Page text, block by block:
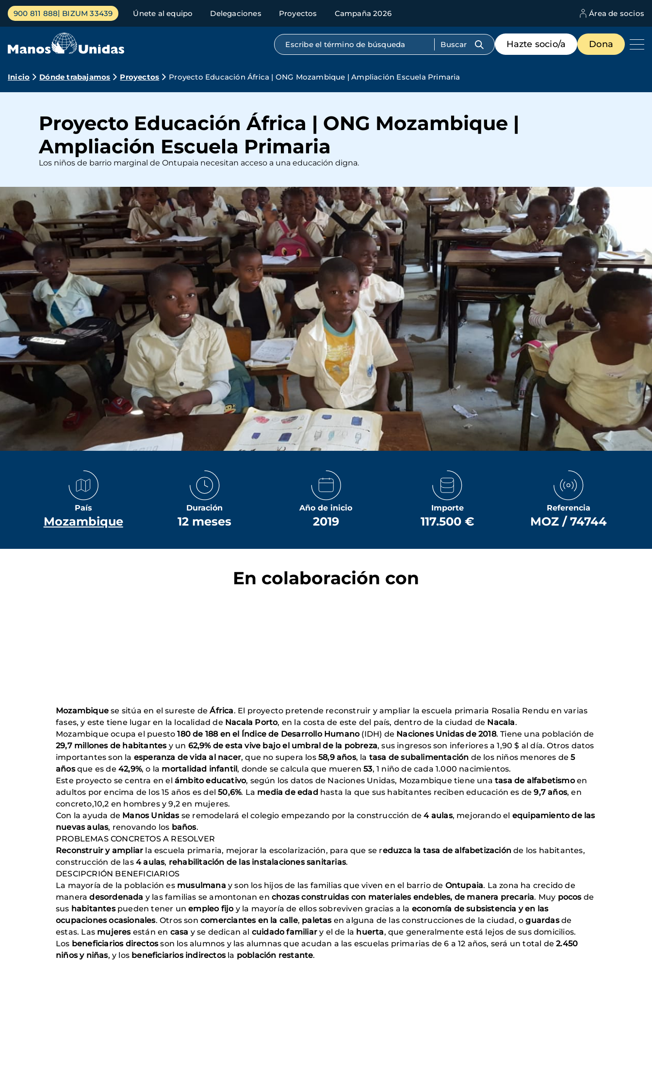
Pasar
contenido
Menú
principal
900 811 888 BIZUM 33439 Únete al equipo Delegaciones Proyectos Campaña 2026 Área de socios
Búsqueda por texto completo
Menú
de
destacados
Hazte socio/a Dona
Ruta
navegación
Inicio Dónde trabajamos Proyectos Proyecto Educación África | ONG Mozambique | Ampliación Escuela Primaria
Proyecto Educación África | ONG Mozambique |
Ampliación Escuela Primaria
Los niños de barrio marginal de Ontupaia necesitan acceso a una educación digna.
País
Mozambique
Duración
12 meses
Año de inicio
2019
Importe
117.500 €
Referencia
MOZ / 74744
En colaboración con
Mozambiquese sitúa en el sureste deÁfrica. El proyecto pretende reconstruir y ampliar la escuela primaria Rosalia Rendu en varias
fases, y este tiene lugar en la localidad de Nacala Porto, en la costa de este del país, dentro de la ciudad de Nacala.
Mozambique ocupa el puesto180 de 188 en el Índice de Desarrollo Humano(IDH) de Naciones Unidas de 2018. Tiene una población de
29,7 millones de habitantesy un 62,9% de esta vive bajo el umbral de la pobreza, sus ingresos son inferiores a 1,90 $ al día. Otros datos
importantes son la esperanza de vida al nacer, que no supera los 58,9 años, la tasa de subalimentación de los niños menores de5
añosque es de 42,9%, o la mortalidad infantil, donde se calcula que mueren53, 1 niño de cada 1.000 nacimientos.
Este proyecto se centra en el ámbito educativo, según los datos de Naciones Unidas, Mozambique tiene una tasa de alfabetismoen
adultos por encima de los 15 años es del50,6%. La media de edad hasta la que sus habitantes reciben educación es de9,7 años, en
concreto,10,2 en hombres y 9,2 en mujeres.
Con la ayuda de Manos Unidasse remodelará el colegio empezando por la construcción de4 aulas, mejorando el equipamiento de las
nuevas aulas, renovando los baños.
PROBLEMAS CONCRETOS A RESOLVER
Reconstruir y ampliar la escuela primaria, mejorar la escolarización, para que se reduzca la tasa de alfabetizaciónde los habitantes,
construcción de las 4 aulas, rehabilitación de las instalaciones sanitarias.
DESCIPCRIÓN BENEFICIARIOS
La mayoría de la población es musulmana y son los hijos de las familias que viven en el barrio de Ontupaia. La zona ha crecido de
maneradesordenada y las familias se amontonan en chozas construidas con materiales endebles, de manera precaria. Muy pocos de
sus habitantes pueden tener unempleo fijoy la mayoría de ellos sobreviven gracias a la economía de subsistencia y en las
ocupaciones ocasionales. Otros son comerciantes en la calle, paletas en alguna de las construcciones de la ciudad, oguardasde
estas. Las mujeres están en casa y se dedican al cuidado familiar y el de la huerta, que generalmente está lejos de sus domicilios.
Los beneficiarios directosson los alumnos y las alumnas que acudan a las escuelas primarias de 6 a 12 años, será un total de2.450
niños y niñas, y los beneficiarios indirectosla población restante.